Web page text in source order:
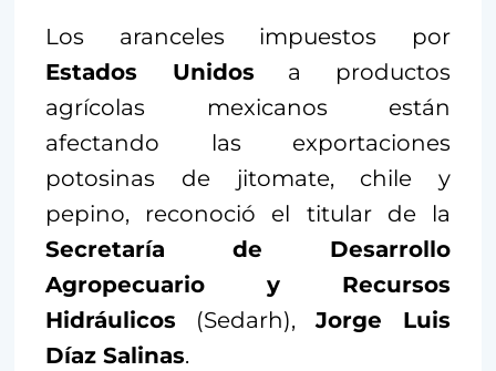
Los aranceles impuestos por
Estados Unidos a productos
agrícolas mexicanos están
afectando las exportaciones
potosinas de jitomate, chile y
pepino, reconoció el titular de la
Secretaría de Desarrollo
Agropecuario y Recursos
Hidráulicos (Sedarh),Jorge Luis
Díaz Salinas.